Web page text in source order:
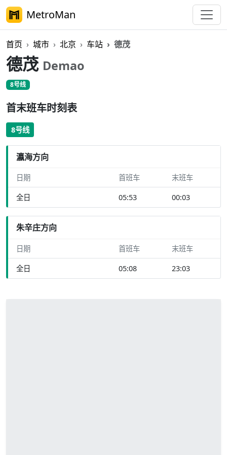
MetroMan
首页 城市 北京 车站 德茂
德茂 Demao
8号线
首末班车时刻表
8号线
瀛海方向
日期 首班车 末班车
全日 05:53 00:03
朱辛庄方向
日期 首班车 末班车
全日 05:08 23:03